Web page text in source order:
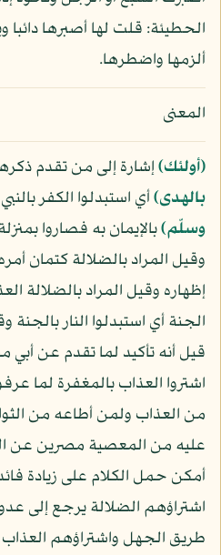
الحطيئة: قلت لها أصبرها
ألزمها واضطرها.
المعنى
﴿أولئك﴾إشارة إلى من تقدم
بالهدى﴾أي استبدلوا الكفر بالنبي
وسلّم)بالإيمان به فصاروا
وقيل المراد بالضلالة كتمان
إظهاره وقيل المراد بالضلالة
الجنة أي استبدلوا النار بالجنة
قيل أنه تأكيد لما تقدم عن أبي
اشتروا العذاب بالمغفرة لما
من العذاب ولمن أطاعه من
عليه من المعصية مصرين عن
أمكن حمل الكلام على زيادة
اشتراؤهم الضلالة يرجع إلى
طريق الجهل واشتراؤهم العذاب